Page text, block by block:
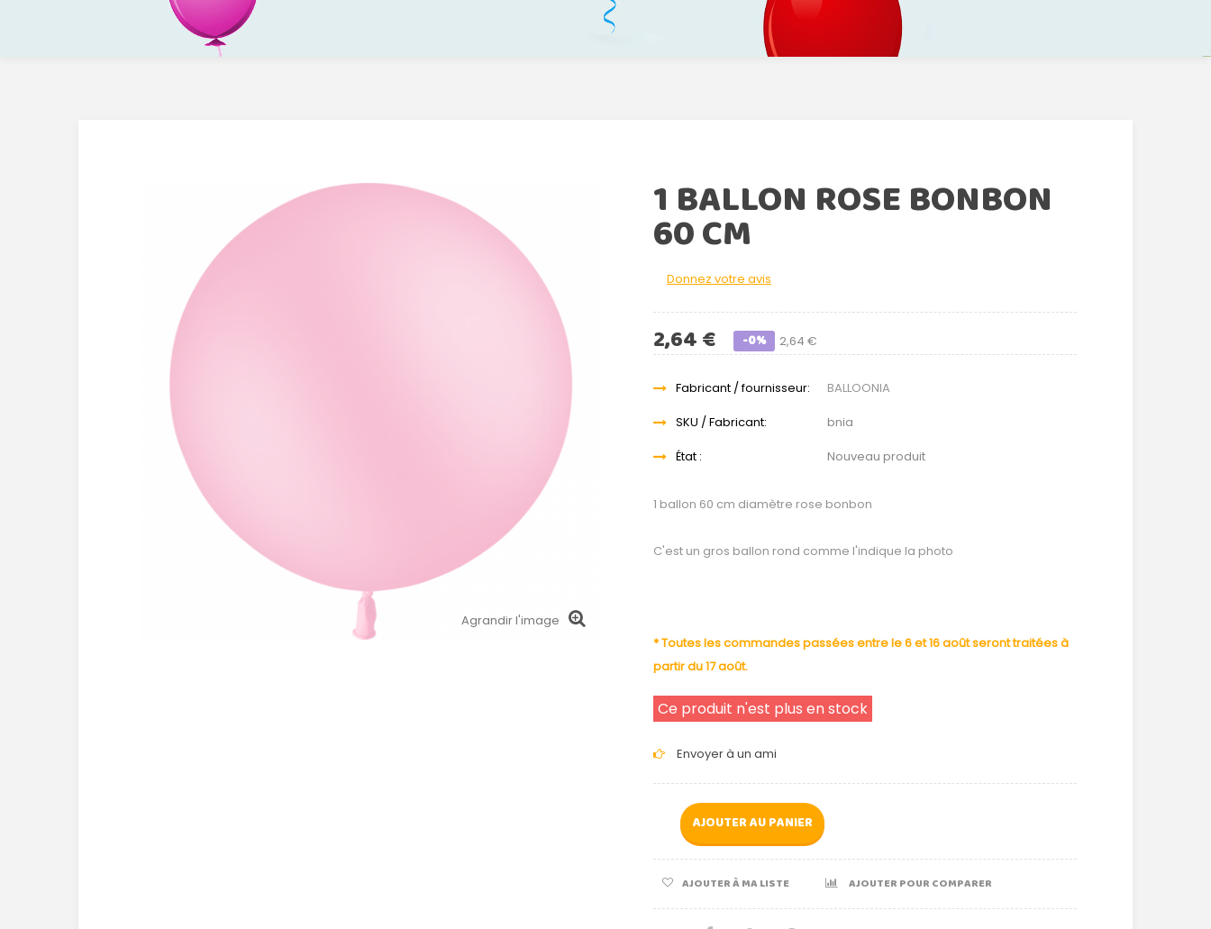
Agrandir l'image
1 BALLON ROSE BONBON
60 CM
Donnez votre avis
2,64 €
2,64 € -0%
Fabricant / fournisseur:
BALLOONIA
SKU / Fabricant:
bnia
État :
Nouveau produit
1 ballon 60 cm diamètre rose bonbon
C'est un gros ballon rond comme l'indique la photo
* Toutes les commandes passées entre le 6 et 16 août seront traitées à
partir du 17 août.
Ce produit n'est plus en stock
Envoyer à un ami
AJOUTER AU PANIER
AJOUTER À MA LISTE AJOUTER POUR COMPARER